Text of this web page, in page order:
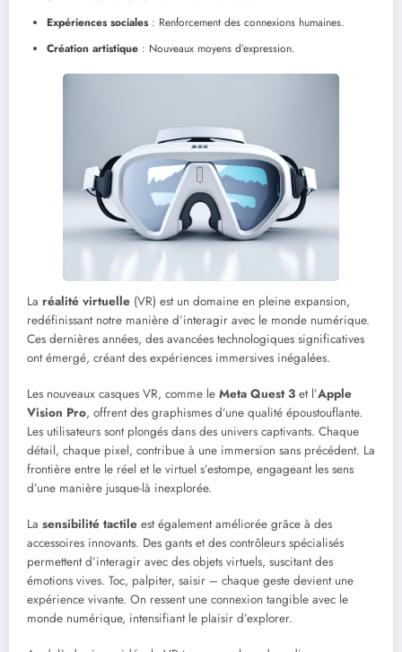
Expériences sociales: Renforcement des connexions humaines.
Création artistique : Nouveaux moyens d’expression.
La réalité virtuelle (VR) est un domaine en pleine expansion,
redéfinissant notre manière d’interagir avec le monde numérique.
Ces dernières années, des avancées technologiques significatives
ont émergé, créant des expériences immersives inégalées.
Les nouveaux casques VR, comme le Meta Quest 3 et l’Apple
Vision Pro, offrent des graphismes d’une qualité époustouflante.
Les utilisateurs sont plongés dans des univers captivants. Chaque
détail, chaque pixel, contribue à une immersion sans précédent. La
frontière entre le réel et le virtuel s’estompe, engageant les sens
d’une manière jusque-là inexplorée.
La sensibilité tactile est également améliorée grâce à des
accessoires innovants. Des gants et des contrôleurs spécialisés
permettent d’interagir avec des objets virtuels, suscitant des
émotions vives. Toc, palpiter, saisir – chaque geste devient une
expérience vivante. On ressent une connexion tangible avec le
monde numérique, intensifiant le plaisir d’explorer.